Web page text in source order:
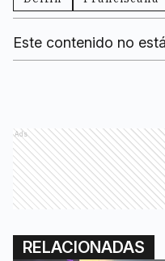
Este contenido no
Ads
RELACIONADAS